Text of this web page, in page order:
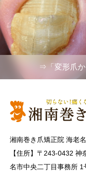
⇒「変形爪か
湘南巻き爪矯正院 海老
【住所】〒243-0432
名市中央二丁目事務所 1